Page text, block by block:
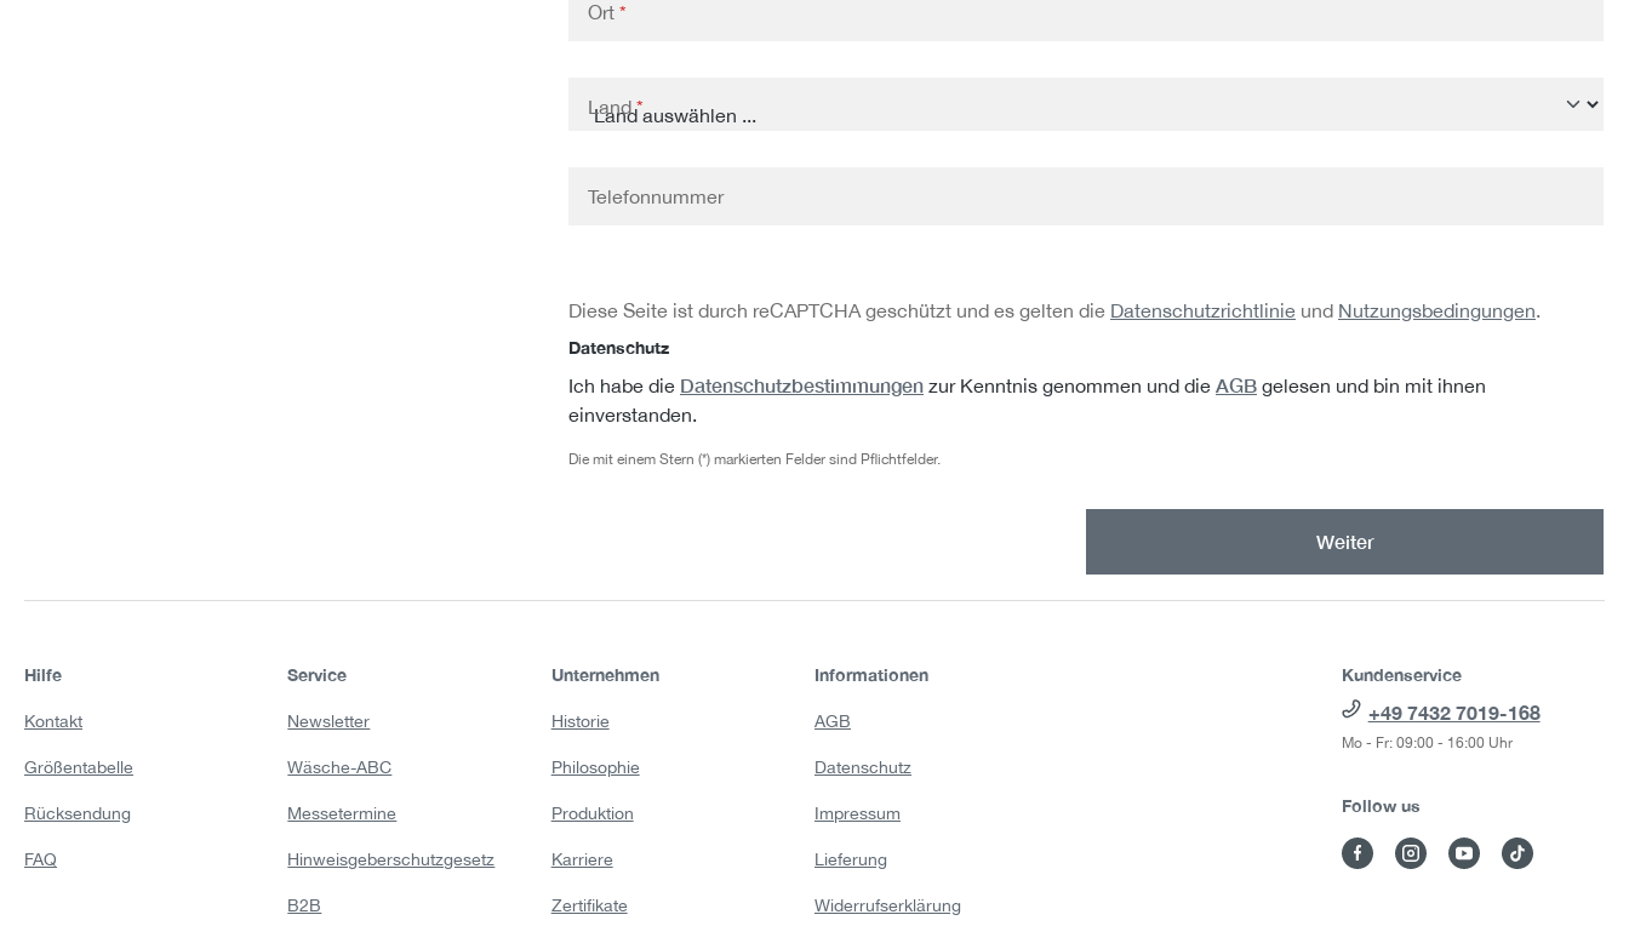
Ort *
Land*
Telefonnummer
Diese Seite ist durch reCAPTCHA geschützt und es gelten die Datenschutzrichtlinie und Nutzungsbedingungen.
Datenschutz
Ich habe die Datenschutzbestimmungen zur Kenntnis genommen und die AGB gelesen und bin mit ihnen
einverstanden.
Die mit einem Stern (*) markierten Felder sind Pflichtfelder.
Weiter
Hilfe
Kontakt
Größentabelle
Rücksendung
FAQ
Service
Newsletter
Wäsche-ABC
Messetermine
Hinweisgeberschutzgesetz
B2B
Unternehmen
Historie
Philosophie
Produktion
Karriere
Zertifikate
Informationen
AGB
Datenschutz
Impressum
Lieferung
Widerrufserklärung
Kundenservice
+49 7432 7019-168
Mo - Fr: 09:00 - 16:00 Uhr
Follow us